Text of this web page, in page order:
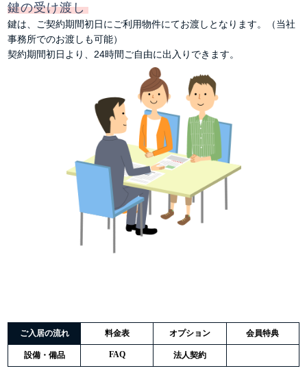
鍵の受け渡し
鍵は、ご契約期間初日にご利用物件にてお渡しとなります。（当社
事務所でのお渡しも可能）
契約期間初日より、24時間ご自由に出入りできます。
ご入居の流れ 料金表 オプション 会員特典
設備・備品 FAQ 法人契約